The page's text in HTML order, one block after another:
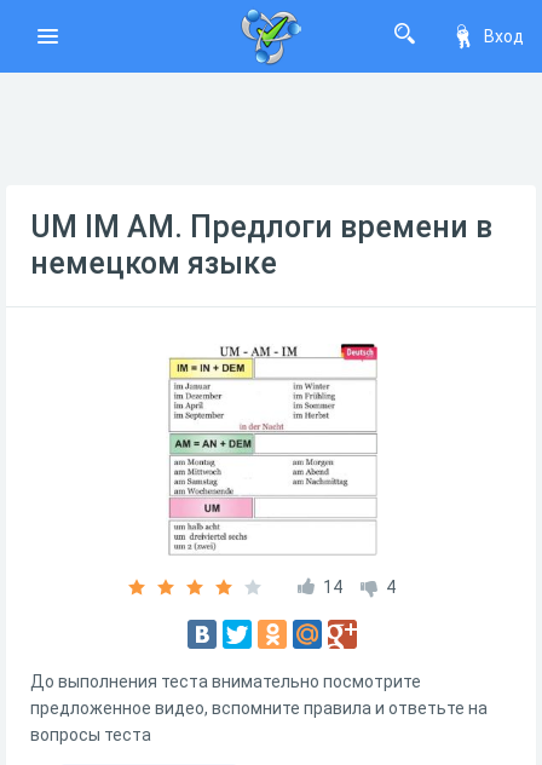
Вход
UM IM AM. Предлоги времени в
немецком языке
14 4
До выполнения теста внимательно посмотрите
предложенное видео, вспомните правила и ответьте на
вопросы теста